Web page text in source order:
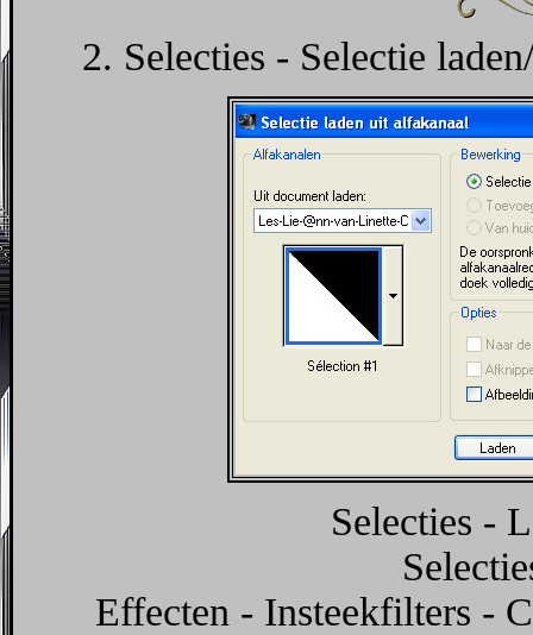
2. Selecties - Selectie
Selecties -
Effecten - Insteekfilters -